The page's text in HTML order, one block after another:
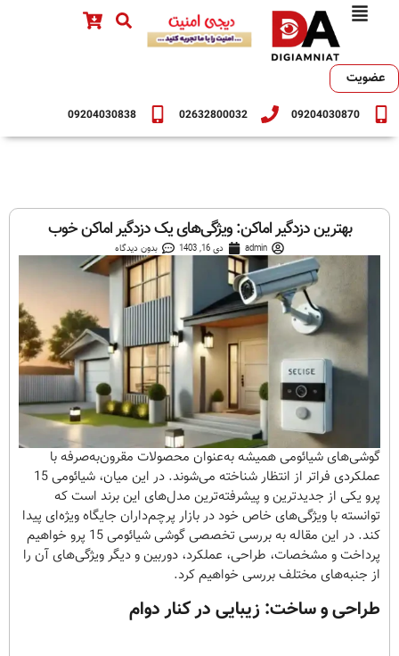
09204030870
02632800032
09204030838
عضویت
بهترین دزدگیر اماکن: ویژگی‌های یک دزدگیر اماکن خوب
admin دی 16, 1403 بدون دیدگاه
گوشی‌های شیائومی همیشه به‌عنوان محصولات مقرون‌به‌صرفه با
عملکردی فراتر از انتظار شناخته می‌شوند. در این میان، شیائومی 15
پرو یکی از جدیدترین و پیشرفته‌ترین مدل‌های این برند است که
توانسته با ویژگی‌های خاص خود در بازار پرچم‌داران جایگاه ویژه‌ای پیدا
کند. در این مقاله به بررسی تخصصی گوشی شیائومی 15 پرو خواهیم
پرداخت و مشخصات، طراحی، عملکرد، دوربین و دیگر ویژگی‌های آن را
از جنبه‌های مختلف بررسی خواهیم کرد.
طراحی و ساخت: زیبایی در کنار دوام